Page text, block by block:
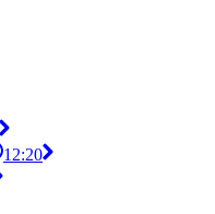
12:20